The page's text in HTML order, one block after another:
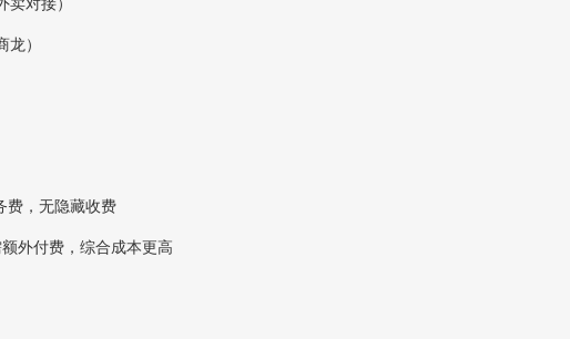
对接）
龙）
费‌，无隐藏收费
外付费，综合成本更高